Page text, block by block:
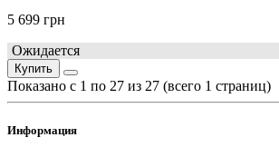
5 699 грн
Ожидается
Купить
Показано с 1 по 27 из 27 (всего 1 страниц)
Информация